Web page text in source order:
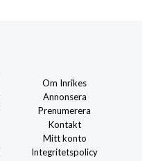
Om Inrikes
Annonsera
Prenumerera
Kontakt
Mitt konto
Integritetspolicy